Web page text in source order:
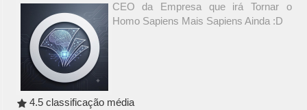
CEO da Empresa que irá Tornar o
Homo Sapiens Mais Sapiens Ainda :D
4.5 classificação média